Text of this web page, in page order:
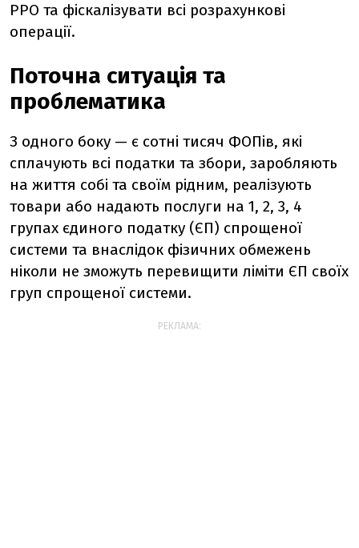
РРО та фіскалізувати всі розрахункові
операції.
Поточна ситуація та
проблематика
З одного боку — є сотні тисяч ФОПів, які
сплачують всі податки та збори, заробляють
на життя собі та своїм рідним, реалізують
товари або надають послуги на 1, 2, 3, 4
групах єдиного податку (ЄП) спрощеної
системи та внаслідок фізичних обмежень
ніколи не зможуть перевищити ліміти ЄП своїх
груп спрощеної системи.
РЕКЛАМА: